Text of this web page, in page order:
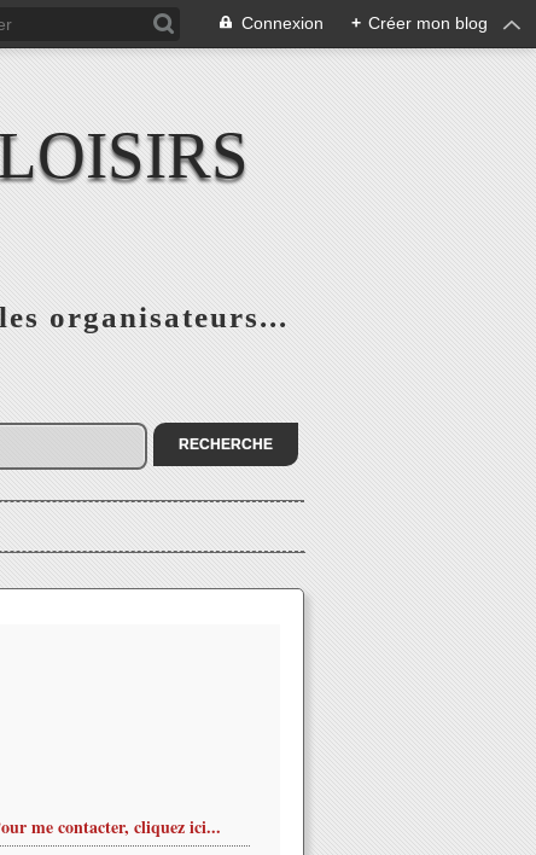
Connexion + Créer mon blog
organisateurs...
me contacter, cliquez ici...